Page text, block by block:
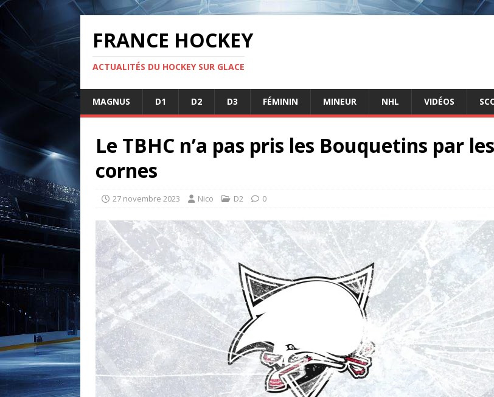
FRANCE HOCKEY
ACTUALITÉS DU HOCKEY SUR GLACE
MAGNUS D1 D2 D3 FÉMININ MINEUR NHL VIDÉOS
Le TBHC n’a pas pris les Bouquetins par les
cornes
27 novembre 2023 Nico D2 0